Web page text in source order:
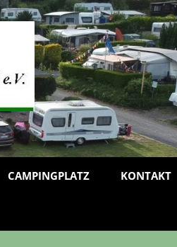
CAMPINGPLATZ KONTAKT